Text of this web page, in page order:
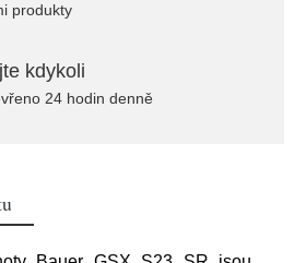
produkty
kdykoli
24 hodin denně